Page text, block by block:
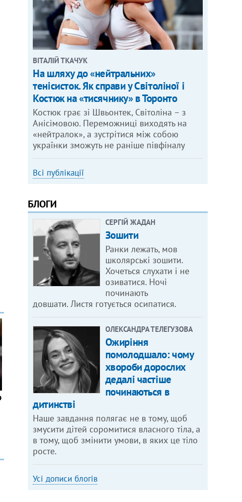
ВІТАЛІЙ ТКАЧУК
На шляху до «нейтральних»
тенісисток. Як справи у Світоліної і
Костюк на «тисячнику» в Торонто
Костюк грає зі Швьонтек, Світоліна – з
Анісімовою. Переможниці виходять на
«нейтралок», а зустрітися між собою
українки зможуть не раніше півфіналу
Всі публікації
БЛОГИ
СЕРГІЙ ЖАДАН
Зошити
Ранки лежать, мов
школярські зошити.
Хочеться слухати і не
озиватися. Ночі
починають
довшати. Листя готується осипатися.
ОЛЕКСАНДРА ТЕЛЕГУЗОВА
Ожиріння
помолодшало: чому
хвороби дорослих
дедалі частіше
починаються в
дитинстві
Наше завдання полягає не в тому, щоб
змусити дітей соромитися власного тіла, а
в тому, щоб змінити умови, в яких це тіло
росте.
Усі дописи блогів